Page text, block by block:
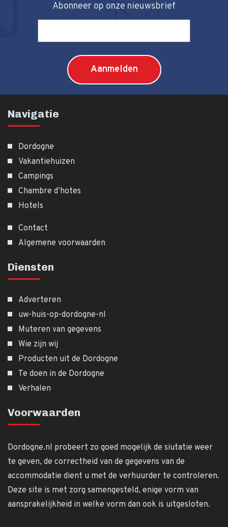
Abonneer op onze nieuwsbrief
Navigatie
Dordogne
Vakantiehuizen
Campings
Chambre d’hotes
Hotels
Contact
Algemene voorwaarden
Diensten
Adverteren
uw-huis-op-dordogne-nl
Muteren van gegevens
Wie zijn wij
Producten uit de Dordogne
Te doen in de Dordogne
Verhalen
Voorwaarden
Dordogne.nl probeert zo goed mogelijk de siutatie weer
te geven, de correctheid van de gegevens van de
accommodatie dient u met de verhuurder te controleren.
Deze site is met zorg samengesteld, enige vorm van
aansprakelijkheid in welke vorm dan ook is uitgesloten.